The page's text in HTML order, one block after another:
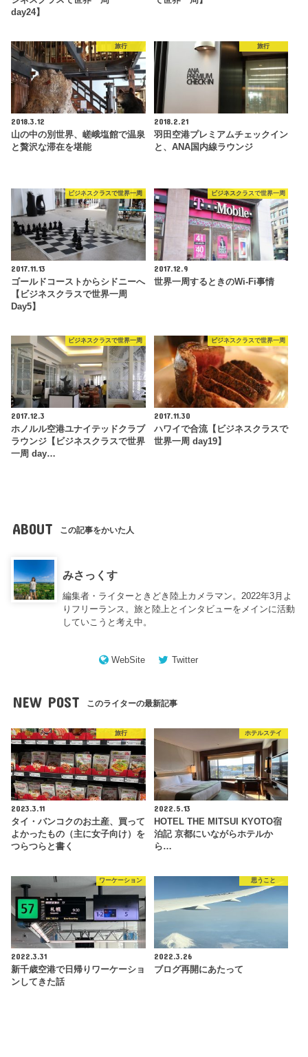
day24】
旅行
2018.3.12
山の中の別世界、嵯峨塩館で温泉
と贅沢な滞在を堪能
旅行
2018.2.21
羽田空港プレミアムチェックイン
と、ANA国内線ラウンジ
ビジネスクラスで世界一周
2017.11.13
ゴールドコーストからシドニーへ
【ビジネスクラスで世界一周
Day5】
ビジネスクラスで世界一周
2017.12.9
世界一周するときのWi-Fi事情
ビジネスクラスで世界一周
2017.12.3
ホノルル空港ユナイテッドクラブ
ラウンジ【ビジネスクラスで世界
一周 day…
ビジネスクラスで世界一周
2017.11.30
ハワイで合流【ビジネスクラスで
世界一周 day19】
ABOUT この記事をかいた人
みさっくす
編集者・ライターときどき陸上カメラマン。2022年3月よ
りフリーランス。旅と陸上とインタビューをメインに活動
していこうと考え中。
WebSite Twitter
NEW POST このライターの最新記事
旅行
2023.3.11
タイ・バンコクのお土産、買って
よかったもの（主に女子向け）を
つらつらと書く
ホテルステイ
2022.5.13
HOTEL THE MITSUI KYOTO宿
泊記 京都にいながらホテルか
ら…
ワーケーション
2022.3.31
新千歳空港で日帰りワーケーショ
ンしてきた話
思うこと
2022.3.26
ブログ再開にあたって